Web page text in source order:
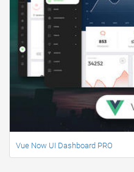
Vue Now UI Dashboard PRO